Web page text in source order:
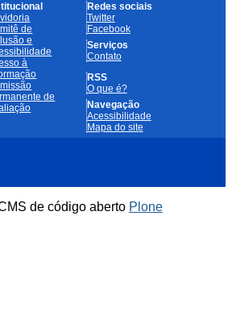
de
e
à
de
Redes sociais
Twitter
Facebook
Serviços
Contato
RSS
O que é?
Navegação
Acessibilidade
Mapa do site
de código aberto Plone